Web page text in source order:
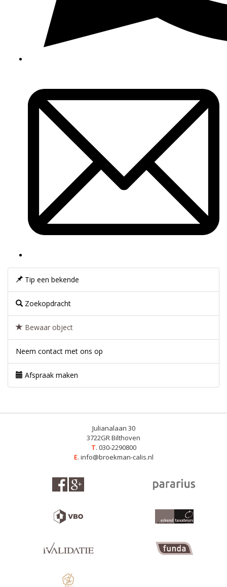
Tip een bekende
Zoekopdracht
Bewaar object
Neem contact met ons op
Afspraak maken
Julianalaan 30
3722GR Bilthoven
T. 030-2290800
E. info@broekman-calis.nl